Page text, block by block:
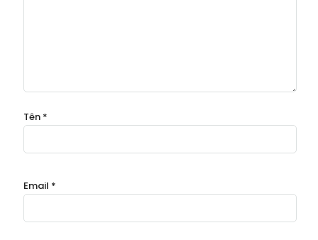
Tên *
Email *